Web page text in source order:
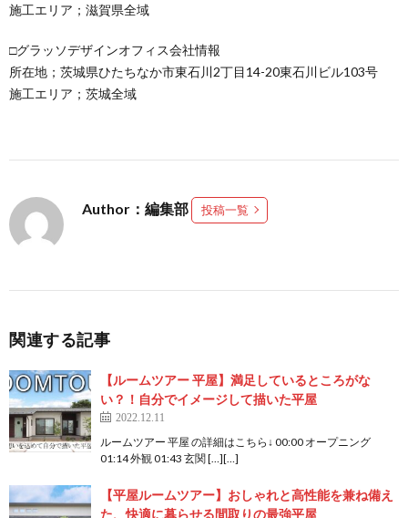
施工エリア；滋賀県全域
□グラッソデザインオフィス会社情報
所在地；茨城県ひたちなか市東石川2丁目14-20東石川ビル103号
施工エリア；茨城全域
Author：編集部 投稿一覧
関連する記事
【ルームツアー 平屋】満足しているところがな
い？！自分でイメージして描いた平屋
2022.12.11
ルームツアー 平屋 の詳細はこちら↓ 00:00 オープニング
01:14 外観 01:43 玄関 […][…]
【平屋ルームツアー】おしゃれと高性能を兼ね備え
た、快適に暮らせる間取りの最強平屋